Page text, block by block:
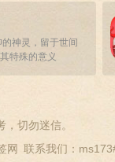
神灵，留于世间
特殊的意义
切勿迷信。
网 联系我们：